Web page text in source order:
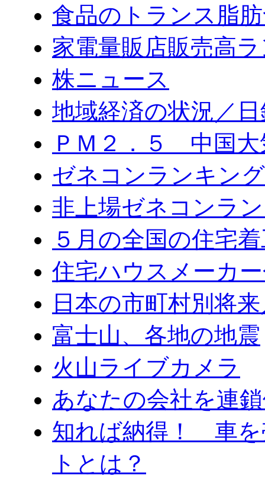
食品のトランス脂
家電量販店販売高
株ニュース
地域経済の状況／
ＰＭ２．５ 中国大
ゼネコンランキン
非上場ゼネコンラ
５月の全国の住宅
住宅ハウスメーカ
日本の市町村別将
富士山、各地の地震
火山ライブカメラ
あなたの会社を連
知れば納得！ 車を
トとは？